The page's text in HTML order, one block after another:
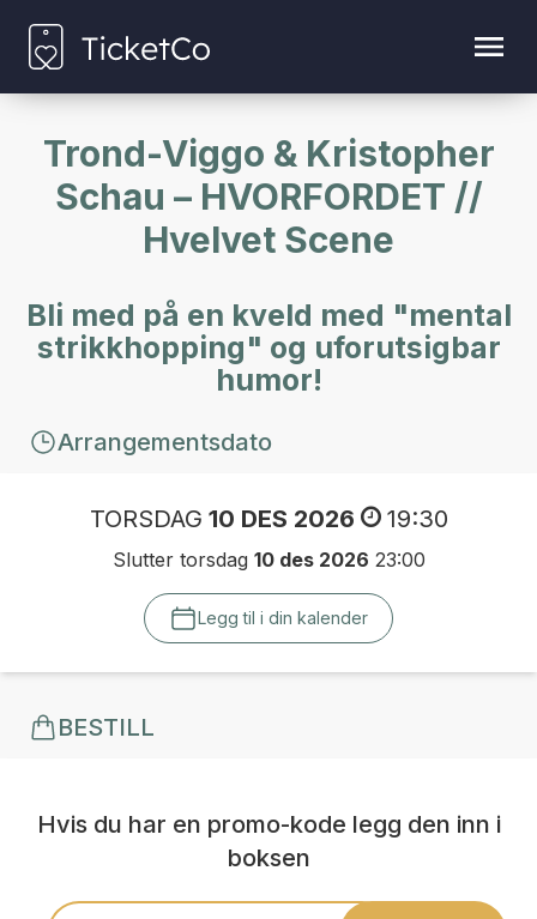
Trond-Viggo & Kristopher
Schau – HVORFORDET //
Hvelvet Scene
Bli med på en kveld med "mental
strikkhopping" og uforutsigbar
humor!
Arrangementsdato
TORSDAG 10 DES 2026 19:30
Slutter torsdag 10 des 2026 23:00
Legg til i din kalender
BESTILL
Hvis du har en promo-kode legg den inn i
boksen